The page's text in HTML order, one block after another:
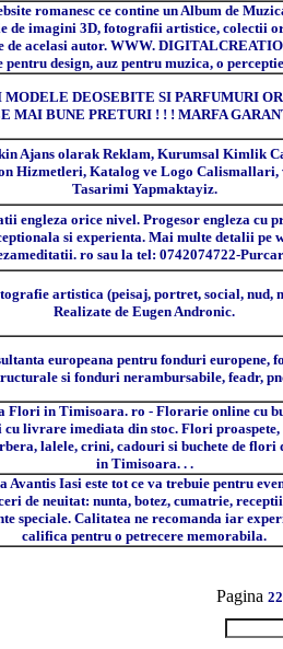
romanesc ce contine un Album de
de imagini 3D, fotografii artistice, colectii
de acelasi autor. WWW.
design, auz pentru muzica, o
MODELE DEOSEBITE SI PARFUMURI
MAI BUNE PRETURI ! ! ! MARFA
Ajans olarak Reklam, Kurumsal Kimlik
Hizmetleri, Katalog ve Logo Calismallari,
Tasarimi Yapmaktayiz.
engleza orice nivel. Progesor engleza cu
si experienta. Mai multe detalii pe
ro sau la tel: 0742074722-
artistica (peisaj, portret, social, nud,
Realizate de Eugen Andronic.
europeana pentru fonduri europene,
si fonduri nerambursabile, feadr,
Flori in Timisoara. ro - Florarie online cu
cu livrare imediata din stoc. Flori
lalele, crini, cadouri si buchete de flori
in Timisoara. . .
Avantis Iasi este tot ce va trebuie pentru
de neuitat: nunta, botez, cumatrie,
speciale. Calitatea ne recomanda iar
califica pentru o petrecere memorabila.
Pagina 22